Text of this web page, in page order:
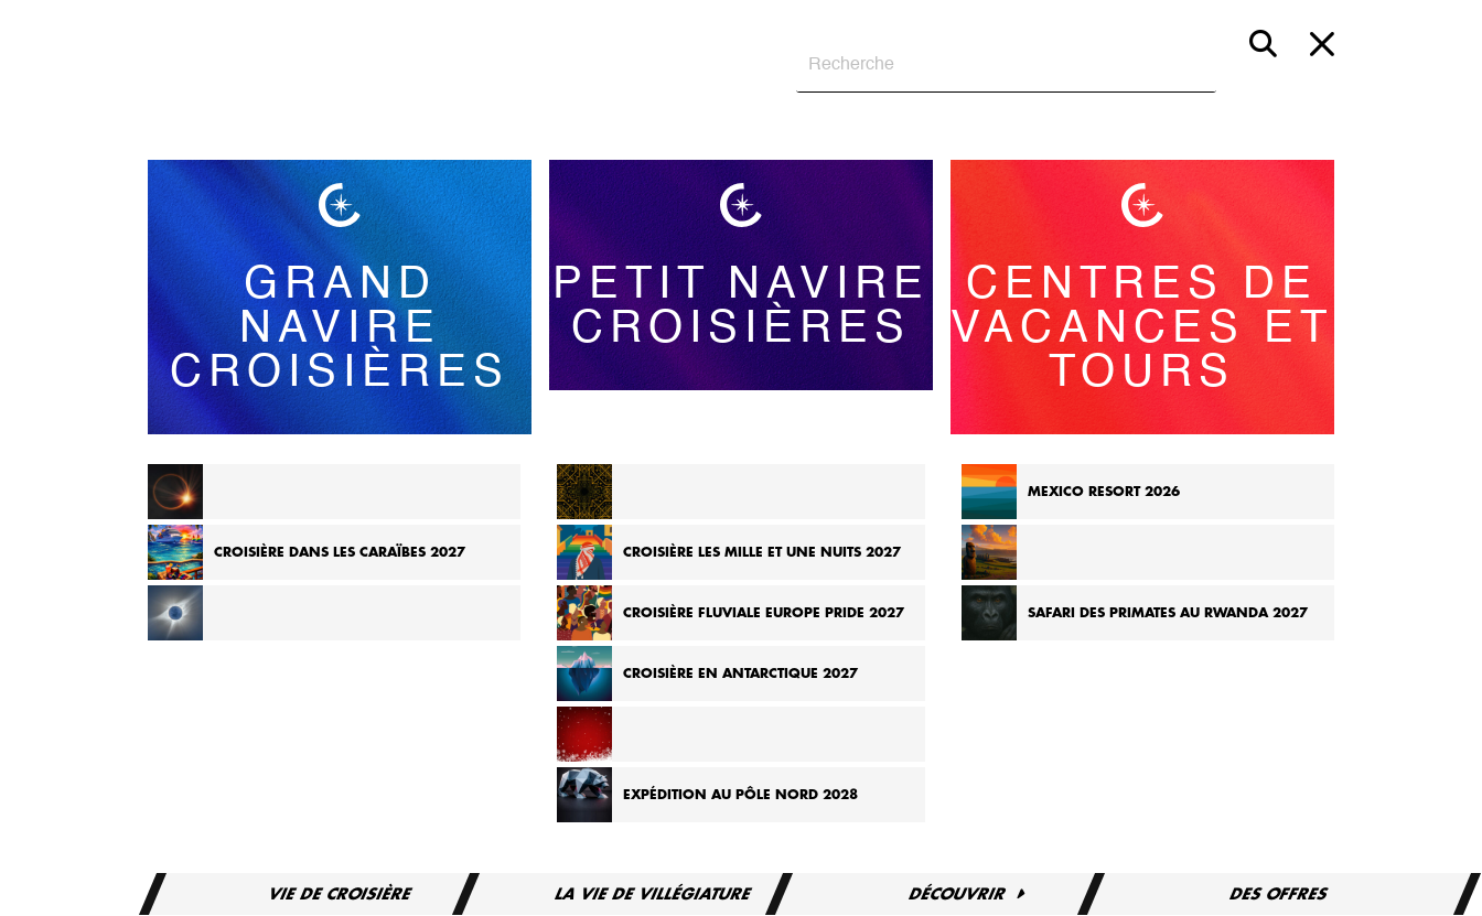
GRAND
NAVIRE
CROISIÈRES
PETIT NAVIRE
CROISIÈRES
CENTRES DE
VACANCES ET
TOURS
CROISIÈRE ÉCLIPSE TOTALE EN MÉDITERRANÉE 2026
CROISIÈRE DANS LES CARAÏBES 2027 CROISIÈRE DE MADAGASCAR AUX SEYCHELLES 2026
CROISIÈRE LES MILLE ET UNE NUITS 2027
CROISIÈRE FLUVIALE EUROPE PRIDE 2027
CROISIÈRE EN ANTARCTIQUE 2027
CROISIÈRE DES MARCHÉS DE NOËL D’EUROPE 2027
EXPÉDITION AU PÔLE NORD 2028
MEXICO RESORT 2026
TOURNÉE AU CHILI ET À L’ÎLE DE PÂQUES 2026
SAFARI DES PRIMATES AU RWANDA 2027
VIE DE CROISIÈRE LA VIE DE VILLÉGIATURE DÉCOUVRIR DES OFFRES